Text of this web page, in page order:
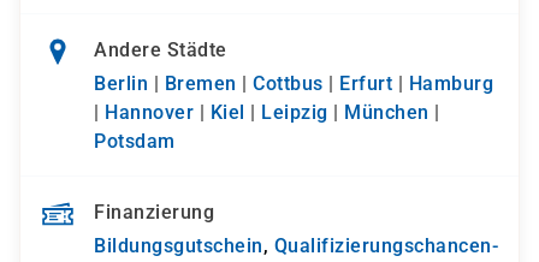
Andere Städte
Berlin | Bremen | Cottbus | Erfurt | Hamburg
| Hannover | Kiel | Leipzig | München |
Potsdam
Finanzierung
Bildungsgutschein, Qualifizierungs­chancen­